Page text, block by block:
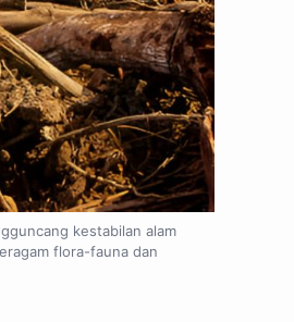
kestabilan alam
flora-fauna dan